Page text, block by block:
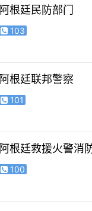
阿根廷民防部门
103
阿根廷联邦警察
101
阿根廷救援火警消
100